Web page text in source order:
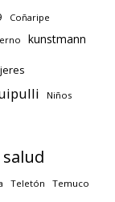
Coñaripe
kunstmann
Niños
salud
Teletón Temuco